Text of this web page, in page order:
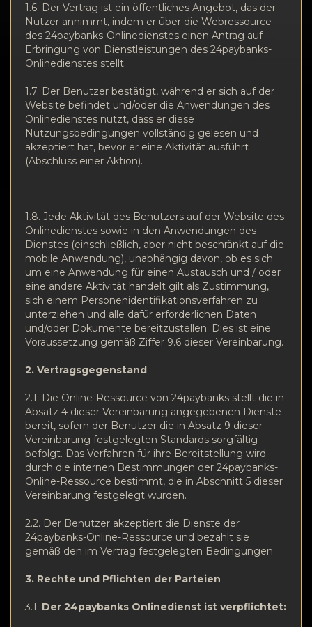
1.6. Der Vertrag ist ein öffentliches Angebot, das der
Nutzer annimmt, indem er über die Webressource
des 24paybanks-Onlinedienstes einen Antrag auf
Erbringung von Dienstleistungen des 24paybanks-
Onlinedienstes stellt.
1.7. Der Benutzer bestätigt, während er sich auf der
Website befindet und/oder die Anwendungen des
Onlinedienstes nutzt, dass er diese
Nutzungsbedingungen vollständig gelesen und
akzeptiert hat, bevor er eine Aktivität ausführt
(Abschluss einer Aktion).
1.8. Jede Aktivität des Benutzers auf der Website des
Onlinedienstes sowie in den Anwendungen des
Dienstes (einschließlich, aber nicht beschränkt auf die
mobile Anwendung), unabhängig davon, ob es sich
um eine Anwendung für einen Austausch und / oder
eine andere Aktivität handelt gilt als Zustimmung,
sich einem Personenidentifikationsverfahren zu
unterziehen und alle dafür erforderlichen Daten
und/oder Dokumente bereitzustellen. Dies ist eine
Voraussetzung gemäß Ziffer 9.6 dieser Vereinbarung.
2. Vertragsgegenstand
2.1. Die Online-Ressource von 24paybanks stellt die in
Absatz 4 dieser Vereinbarung angegebenen Dienste
bereit, sofern der Benutzer die in Absatz 9 dieser
Vereinbarung festgelegten Standards sorgfältig
befolgt. Das Verfahren für ihre Bereitstellung wird
durch die internen Bestimmungen der 24paybanks-
Online-Ressource bestimmt, die in Abschnitt 5 dieser
Vereinbarung festgelegt wurden.
2.2. Der Benutzer akzeptiert die Dienste der
24paybanks-Online-Ressource und bezahlt sie
gemäß den im Vertrag festgelegten Bedingungen.
3. Rechte und Pflichten der Parteien
3.1. Der 24paybanks Onlinedienst ist verpflichtet: